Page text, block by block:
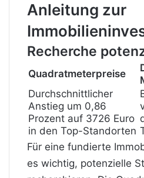
Anleitung zur
Recherche
Quadratmeterpreise
Durchschnittlicher
Anstieg um 0,86
Prozent auf 3726 Euro
in den Top-Standorten
Für eine fundierte
es wichtig, potenzielle